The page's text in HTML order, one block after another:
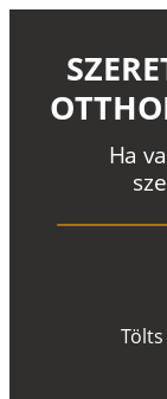
Tölts
Ha va
sze